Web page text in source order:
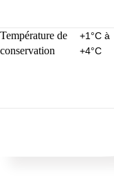
Température de
conservation
+1°C à
+4°C